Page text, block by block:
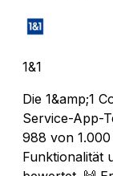
1&1
Die 1&amp;1
Service-App-
988 von
Funktionalität